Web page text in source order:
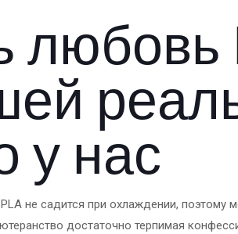
у нас
PLA не садится при охлаждении,
достаточно терпимая